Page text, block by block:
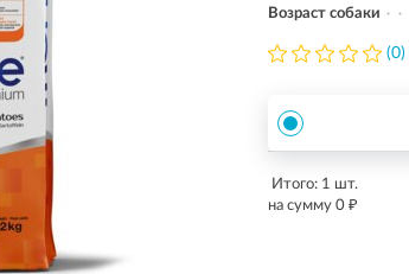
Возраст собаки
(0)
Итого: 1 шт.
на сумму 0 ₽